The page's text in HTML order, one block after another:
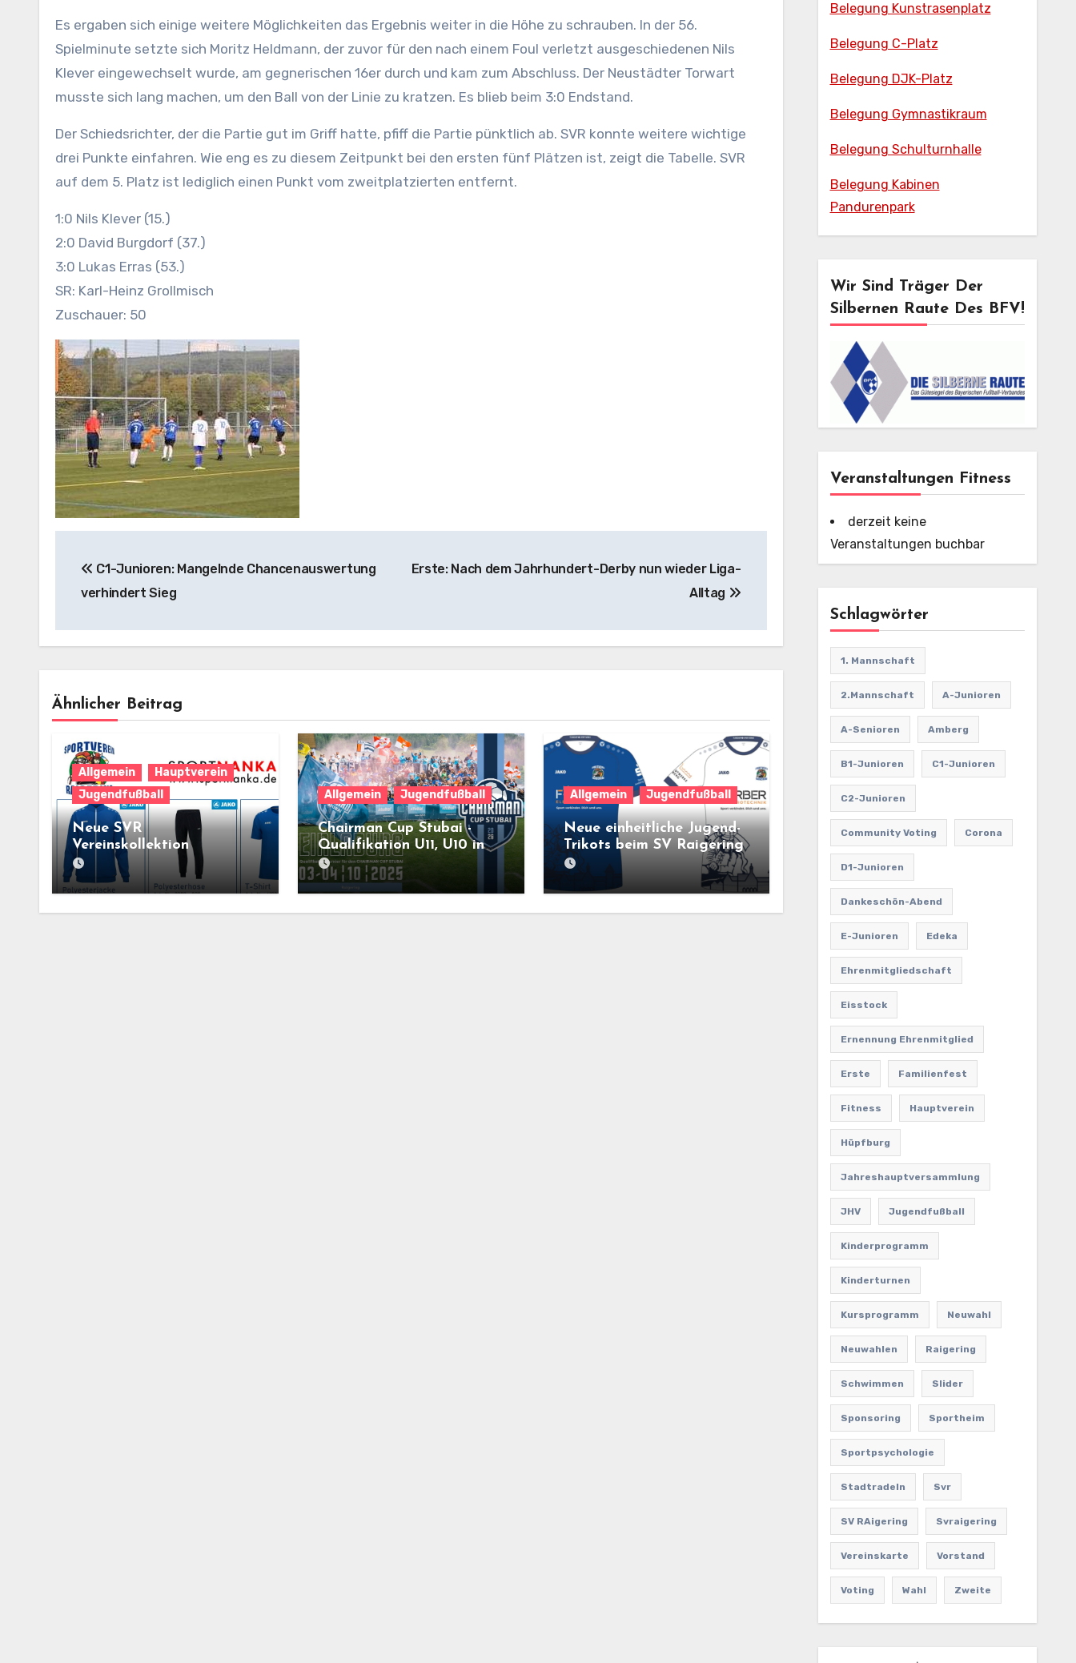
Es ergaben sich einige weitere Möglichkeiten das Ergebnis weiter in die Höhe zu schrauben. In der 56.
Spielminute setzte sich Moritz Heldmann, der zuvor für den nach einem Foul verletzt ausgeschiedenen Nils
Klever eingewechselt wurde, am gegnerischen 16er durch und kam zum Abschluss. Der Neustädter Torwart
musste sich lang machen, um den Ball von der Linie zu kratzen. Es blieb beim 3:0 Endstand.
Der Schiedsrichter, der die Partie gut im Griff hatte, pfiff die Partie pünktlich ab. SVR konnte weitere wichtige
drei Punkte einfahren. Wie eng es zu diesem Zeitpunkt bei den ersten fünf Plätzen ist, zeigt die Tabelle. SVR
auf dem 5. Platz ist lediglich einen Punkt vom zweitplatzierten entfernt.
1:0 Nils Klever (15.)
2:0 David Burgdorf (37.)
3:0 Lukas Erras (53.)
SR: Karl-Heinz Grollmisch
Zuschauer: 50
C1-Junioren: Mangelnde Chancenauswertung
verhindert Sieg
Erste: Nach dem Jahrhundert-Derby nun wieder Liga-
Alltag
Ähnlicher Beitrag
Allgemein
Hauptverein
Jugendfußball
Neue SVR
Vereinskollektion
Allgemein Jugendfußball
Chairman Cup Stubai -
Qualifikation U11, U10 in
Raigering am 3.10. und
4.10.25
Allgemein Jugendfußball
Neue einheitliche Jugend-
Trikots beim SV Raigering
Belegung Kunstrasenplatz
Belegung C-Platz
Belegung DJK-Platz
Belegung Gymnastikraum
Belegung Schulturnhalle
Belegung Kabinen
Pandurenpark
Wir Sind Träger Der
Silbernen Raute Des BFV!
Veranstaltungen Fitness
derzeit keine
Veranstaltungen buchbar
Schlagwörter
1. Mannschaft
2.Mannschaft A-Junioren
A-Senioren Amberg
B1-Junioren C1-Junioren
C2-Junioren
Community Voting Corona
D1-Junioren
Dankeschön-Abend
E-Junioren Edeka
Ehrenmitgliedschaft
Eisstock
Ernennung Ehrenmitglied
Erste Familienfest
Fitness Hauptverein
Hüpfburg
Jahreshauptversammlung
JHV Jugendfußball
Kinderprogramm
Kinderturnen
Kursprogramm Neuwahl
Neuwahlen Raigering
Schwimmen Slider
Sponsoring Sportheim
Sportpsychologie
Stadtradeln Svr
SV RAigering Svraigering
Vereinskarte Vorstand
Voting Wahl Zweite